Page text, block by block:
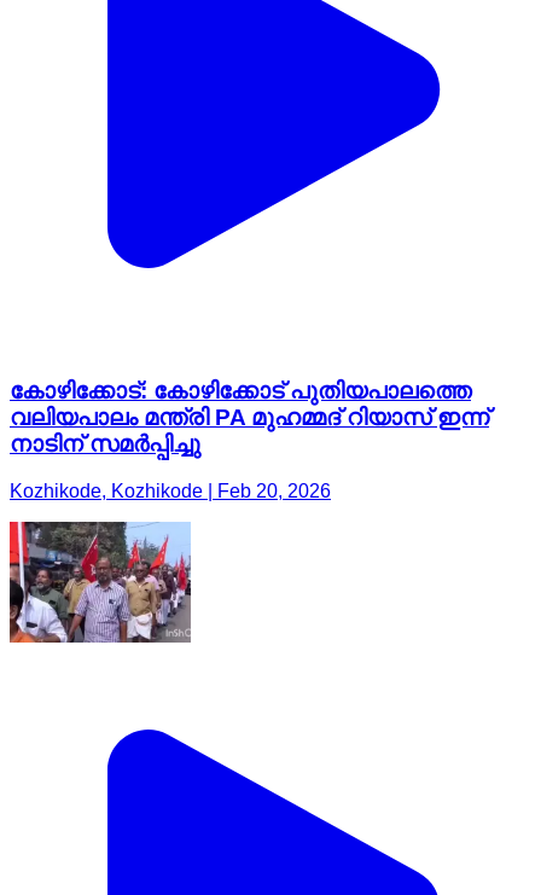
കോഴിക്കോട്: കോഴിക്കോട് പുതിയപാലത്തെ
വലിയപാലം മന്ത്രി PA മുഹമ്മദ് റിയാസ് ഇന്ന്
നാടിന് സമർപ്പിച്ചു
Kozhikode, Kozhikode | Feb 20, 2026